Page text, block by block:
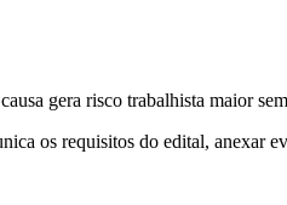
gera risco trabalhista maior
os requisitos do edital, anexar